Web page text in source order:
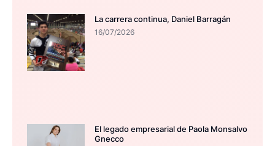
La carrera continua, Daniel Barragán
16/07/2026
El legado empresarial de Paola Monsalvo
Gnecco